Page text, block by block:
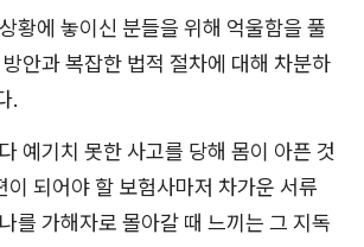
황에 놓이신 분들을 위해 억울함을 풀
안과 복잡한 법적 절차에 대해 차분하
.
예기치 못한 사고를 당해 몸이 아픈 것
이 되어야 할 보험사마저 차가운 서류
를 가해자로 몰아갈 때 느끼는 그 지독